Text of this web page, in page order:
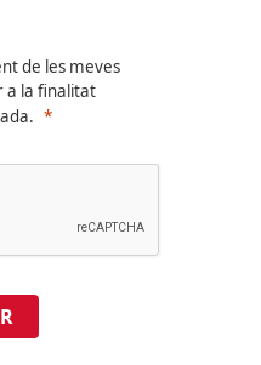
de les meves
a la finalitat